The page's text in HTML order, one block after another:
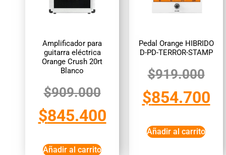
Amplificador para
guitarra eléctrica
Orange Crush 20rt
Blanco
$909.000
$845.400
Añadir al carrito
Pedal Orange HIBRIDO
D-PD-TERROR-STAMP
$919.000
$854.700
Añadir al carrito